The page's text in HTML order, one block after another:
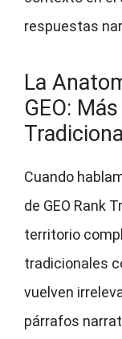
respuestas
La
GEO:
Cuando
de GEO Rank
territorio
tradicionales
vuelven
párrafos